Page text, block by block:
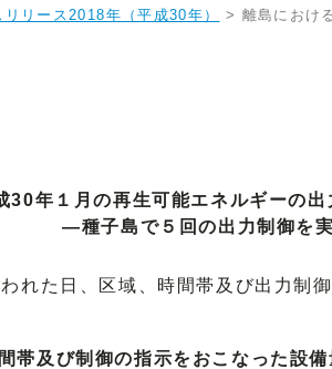
リース2018年（平成30年）
> 離島におけ
30年１月の再生可能エネルギーの
―種子島で５回の出力制御を
れた日、区域、時間帯及び出力制
帯及び制御の指示をおこなった設備